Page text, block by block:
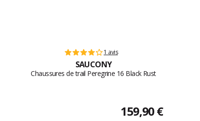
1 avis
SAUCONY
Chaussures de trail Peregrine 16 Black Rust
159,90 €